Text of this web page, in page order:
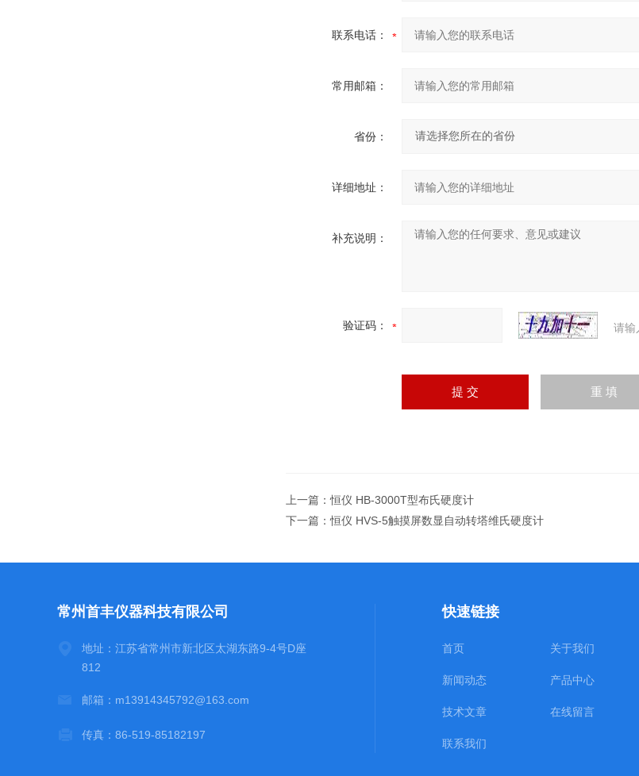
联系电话：
常用邮箱：
省份：
详细地址：
补充说明：
验证码： 请输
上一篇：恒仪 HB-3000T型布氏硬度计
下一篇：恒仪 HVS-5触摸屏数显自动转塔维氏硬度计
常州首丰仪器科技有限公司
地址：江苏省常州市新北区太湖东路9-4号D座
812
邮箱：m13914345792@163.com
传真：86-519-85182197
快速链接
首页 关于我们
新闻动态 产品中心
技术文章 在线留言
联系我们